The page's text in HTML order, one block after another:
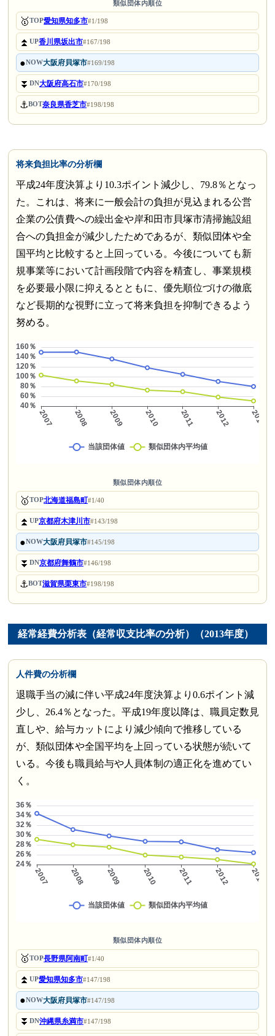
類似団体内順位
🥇TOP愛知県知多市#1/198
⏫UP香川県坂出市#167/198
●NOW大阪府貝塚市#169/198
⏬DN大阪府高石市#170/198
⚓BOT奈良県香芝市#198/198
将来負担比率の分析欄
平成24年度決算より10.3ポイント減少し、79.8％となっ
た。これは、将来に一般会計の負担が見込まれる公営
企業の公債費への繰出金や岸和田市貝塚市清掃施設組
合への負担金が減少したためであるが、類似団体や全
国平均と比較すると上回っている。今後についても新
規事業等において計画段階で内容を精査し、事業規模
を必要最小限に抑えるとともに、優先順位づけの徹底
など長期的な視野に立って将来負担を抑制できるよう
努める。
類似団体内順位
🥇TOP北海道福島町#1/40
⏫UP京都府木津川市#143/198
●NOW大阪府貝塚市#145/198
⏬DN京都府舞鶴市#146/198
⚓BOT滋賀県栗東市#198/198
経常経費分析表（経常収支比率の分析）（2013年度）
人件費の分析欄
退職手当の減に伴い平成24年度決算より0.6ポイント減
少し、26.4％となった。平成19年度以降は、職員定数見
直しや、給与カットにより減少傾向で推移している
が、類似団体や全国平均を上回っている状態が続いて
いる。今後も職員給与や人員体制の適正化を進めてい
く。
類似団体内順位
🥇TOP長野県阿南町#1/40
⏫UP愛知県知多市#147/198
●NOW大阪府貝塚市#147/198
⏬DN沖縄県糸満市#147/198